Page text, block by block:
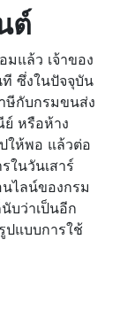
ต์
มแล้ว เจ้าของ
ซึ่งในปัจจุบัน
ษีกับกรมขนส่ง
ย์ หรือห้าง
ให้พอ แล้วต่อ
ในวันเสาร์
ไลน์ของกรม
บว่าเป็นอีก
ปแบบการใช้